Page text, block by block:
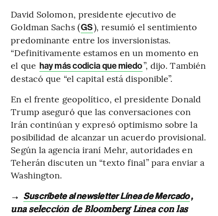
David Solomon, presidente ejecutivo de
Goldman Sachs (GS), resumió el sentimiento
predominante entre los inversionistas.
“Definitivamente estamos en un momento en
el que hay más codicia que miedo”, dijo. También
destacó que “el capital está disponible”.
En el frente geopolítico, el presidente Donald
Trump aseguró que las conversaciones con
Irán continúan y expresó optimismo sobre la
posibilidad de alcanzar un acuerdo provisional.
Según la agencia iraní Mehr, autoridades en
Teherán discuten un “texto final” para enviar a
Washington.
→ Suscríbete al newsletter Línea de Mercado,
una selección de Bloomberg Línea con las